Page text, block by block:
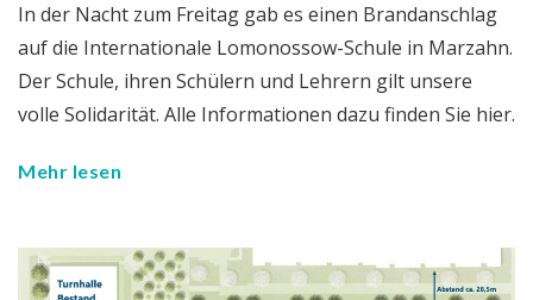
In der Nacht zum Freitag gab es einen Brandanschlag
auf die Internationale Lomonossow-Schule in Marzahn.
Der Schule, ihren Schülern und Lehrern gilt unsere
volle Solidarität. Alle Informationen dazu finden Sie hier.
Mehr lesen